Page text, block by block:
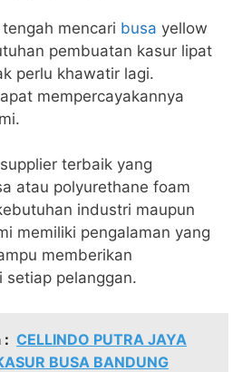
mencari busa yellow
pembuatan kasur lipat
perlu khawatir lagi.
mempercayakannya
terbaik yang
atau polyurethane foam
industri maupun
memiliki pengalaman yang
memberikan
setiap pelanggan.
: CELLINDO PUTRA JAYA
BUSA BANDUNG